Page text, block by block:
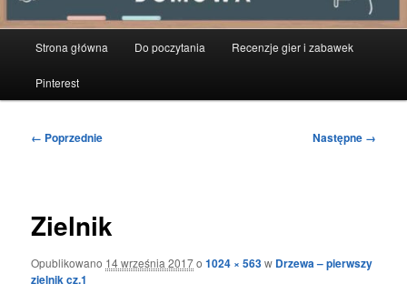
Strona główna Do poczytania Recenzje gier i zabawek
Pinterest
Nawigacja
← Poprzednie Następne →
Zielnik
Opublikowano 14 września 2017o1024 × 563w Drzewa – pierwszy
zielnik cz.1